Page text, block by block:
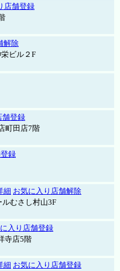
店舗登録
解除
ビル２F
舗登録
町田店7階
録
細 お気に入り店舗解除
むさし村山3F
入り店舗登録
寺店5階
細 お気に入り店舗登録